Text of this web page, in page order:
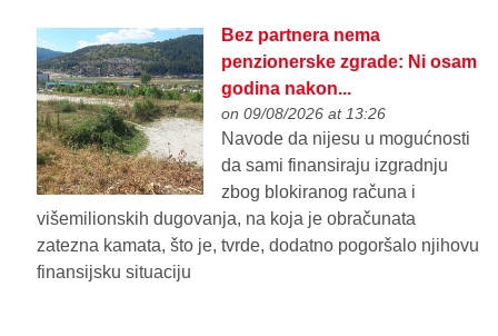
Bez partnera nema
penzionerske zgrade: Ni osam
godina nakon...
on 09/08/2026 at 13:26
Navode da nijesu u mogućnosti
da sami finansiraju izgradnju
zbog blokiranog računa i
višemilionskih dugovanja, na koja je obračunata
zatezna kamata, što je, tvrde, dodatno pogoršalo njihovu
finansijsku situaciju